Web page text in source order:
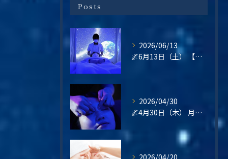
Posts
2026/06/13
🌌6月13日（土） 【梅雨の不調・不眠・眼精疲労に。星空の癒し空間で心と頭をリセットしませんか？】
2026/04/30
🌌4月30日（木） 月末の疲れは、“その日のうちに整える”という選択を🌿
2026/04/20